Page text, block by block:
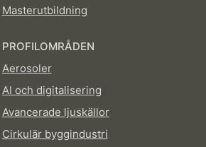
Masterutbildning
PROFILOMRÅDEN
Aerosoler
AI och digitalisering
Avancerade ljuskällor
Cirkulär byggindustri